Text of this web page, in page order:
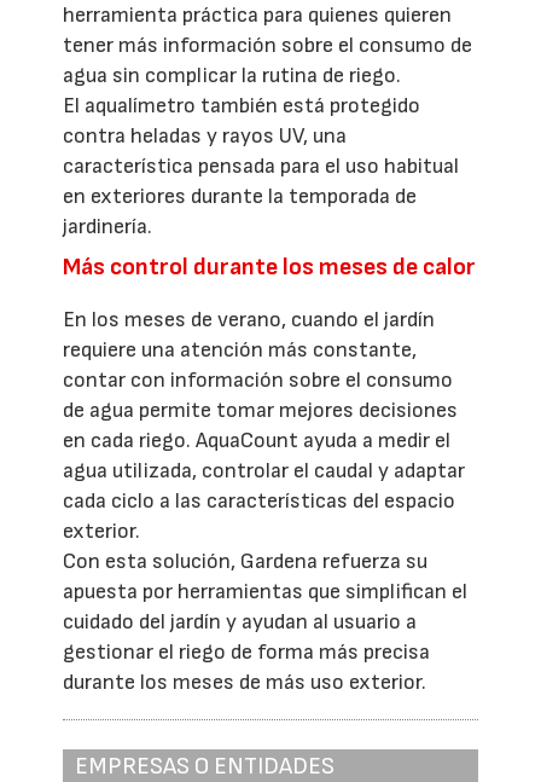
herramienta práctica para quienes quieren
tener más información sobre el consumo de
agua sin complicar la rutina de riego.
El aqualímetro también está protegido
contra heladas y rayos UV, una
característica pensada para el uso habitual
en exteriores durante la temporada de
jardinería.
Más control durante los meses de calor
En los meses de verano, cuando el jardín
requiere una atención más constante,
contar con información sobre el consumo
de agua permite tomar mejores decisiones
en cada riego. AquaCount ayuda a medir el
agua utilizada, controlar el caudal y adaptar
cada ciclo a las características del espacio
exterior.
Con esta solución, Gardena refuerza su
apuesta por herramientas que simplifican el
cuidado del jardín y ayudan al usuario a
gestionar el riego de forma más precisa
durante los meses de más uso exterior.
EMPRESAS O ENTIDADES